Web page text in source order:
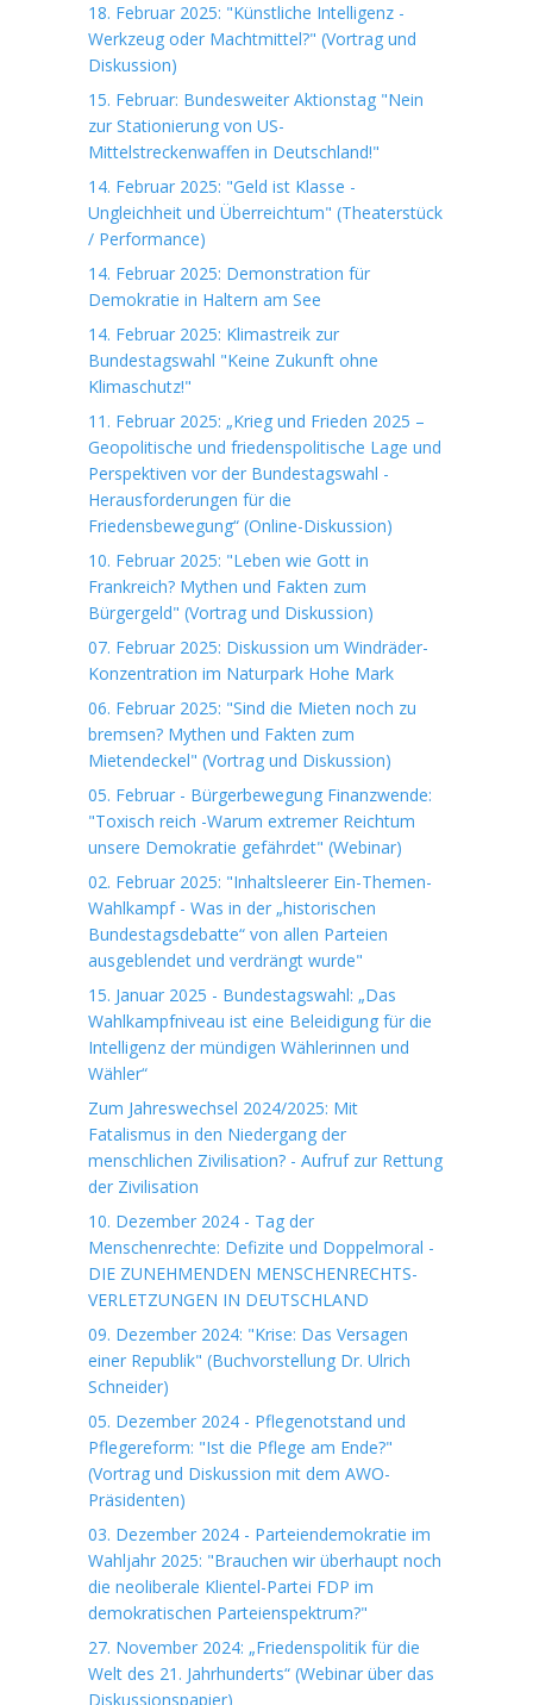
18. Februar 2025: "Künstliche Intelligenz -
Werkzeug oder Machtmittel?" (Vortrag und
Diskussion)
15. Februar: Bundesweiter Aktionstag "Nein
zur Stationierung von US-
Mittelstreckenwaffen in Deutschland!"
14. Februar 2025: "Geld ist Klasse -
Ungleichheit und Überreichtum" (Theaterstück
/ Performance)
14. Februar 2025: Demonstration für
Demokratie in Haltern am See
14. Februar 2025: Klimastreik zur
Bundestagswahl "Keine Zukunft ohne
Klimaschutz!"
11. Februar 2025: „Krieg und Frieden 2025 –
Geopolitische und friedenspolitische Lage und
Perspektiven vor der Bundestagswahl -
Herausforderungen für die
Friedensbewegung“ (Online-Diskussion)
10. Februar 2025: "Leben wie Gott in
Frankreich? Mythen und Fakten zum
Bürgergeld" (Vortrag und Diskussion)
07. Februar 2025: Diskussion um Windräder-
Konzentration im Naturpark Hohe Mark
06. Februar 2025: "Sind die Mieten noch zu
bremsen? Mythen und Fakten zum
Mietendeckel" (Vortrag und Diskussion)
05. Februar - Bürgerbewegung Finanzwende:
"Toxisch reich -Warum extremer Reichtum
unsere Demokratie gefährdet" (Webinar)
02. Februar 2025: "Inhaltsleerer Ein-Themen-
Wahlkampf - Was in der „historischen
Bundestagsdebatte“ von allen Parteien
ausgeblendet und verdrängt wurde"
15. Januar 2025 - Bundestagswahl: „Das
Wahlkampfniveau ist eine Beleidigung für die
Intelligenz der mündigen Wählerinnen und
Wähler“
Zum Jahreswechsel 2024/2025: Mit
Fatalismus in den Niedergang der
menschlichen Zivilisation? - Aufruf zur Rettung
der Zivilisation
10. Dezember 2024 - Tag der
Menschenrechte: Defizite und Doppelmoral -
DIE ZUNEHMENDEN MENSCHENRECHTS-
VERLETZUNGEN IN DEUTSCHLAND
09. Dezember 2024: "Krise: Das Versagen
einer Republik" (Buchvorstellung Dr. Ulrich
Schneider)
05. Dezember 2024 - Pflegenotstand und
Pflegereform: "Ist die Pflege am Ende?"
(Vortrag und Diskussion mit dem AWO-
Präsidenten)
03. Dezember 2024 - Parteiendemokratie im
Wahljahr 2025: "Brauchen wir überhaupt noch
die neoliberale Klientel-Partei FDP im
demokratischen Parteienspektrum?"
27. November 2024: „Friedenspolitik für die
Welt des 21. Jahrhunderts“ (Webinar über das
Diskussionspapier)